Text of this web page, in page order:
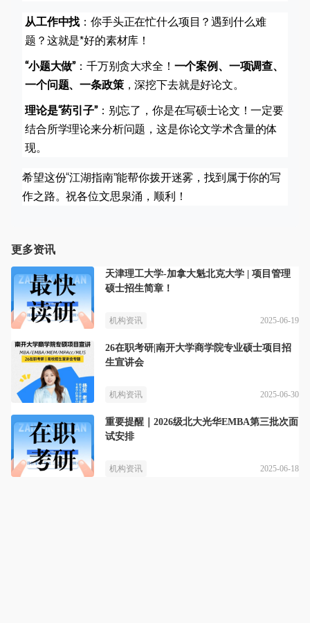
从工作中找 ：你手头正在忙什么项目？遇到什么难
题？这就是*好的素材库！
“小题大做”：千万别贪大求全！ 一个案例、一项调查、
一个问题、一条政策，深挖下去就是好论文。
理论是“药引子”：别忘了，你是在写硕士论文！一定要
结合所学理论来分析问题，这是你论文学术含量的体
现。
希望这份“江湖指南”能帮你拨开迷雾，找到属于你的写
作之路。祝各位文思泉涌，顺利！
更多资讯
天津理工大学-加拿大魁北克大学 | 项目管理
硕士招生简章！
机构资讯 2025-06-19
26在职考研|南开大学商学院专业硕士项目招
生宣讲会
机构资讯 2025-06-30
重要提醒｜2026级北大光华EMBA第三批次面
试安排
机构资讯 2025-06-18